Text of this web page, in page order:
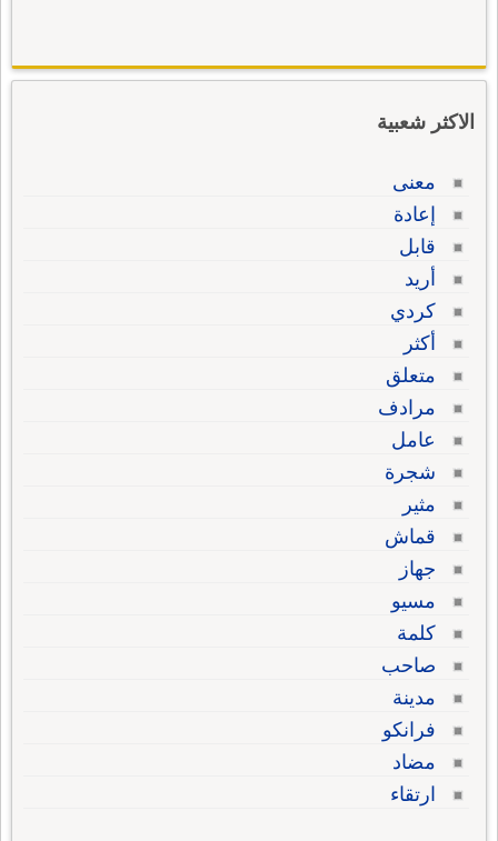
الاكثر شعبية
معنى
إعادة
قابل
أريد
كردي
أكثر
متعلق
مرادف
عامل
شجرة
مثير
قماش
جهاز
مسيو
كلمة
صاحب
مدينة
فرانكو
مضاد
ارتقاء